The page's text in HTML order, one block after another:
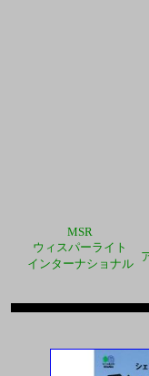
MSR
ウィスパーライト
インターナショナル